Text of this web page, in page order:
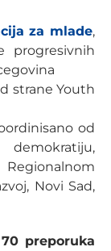
za mlade,
progresivnih
strane Youth
od
Novi Sad,
70 preporuka